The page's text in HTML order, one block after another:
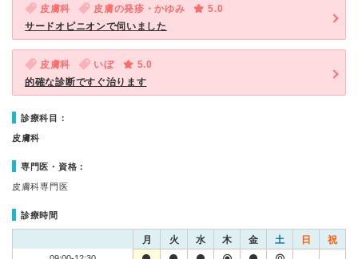
皮膚科 皮膚の発疹・かゆみ
5.0
サードオピニオンで伺いました
皮膚科 いぼ
5.0
的確な診断ですぐ治ります
診療科目：
皮膚科
専門医・資格：
皮膚科専門医
診療時間
月 火 水 木 金 土 日 祝